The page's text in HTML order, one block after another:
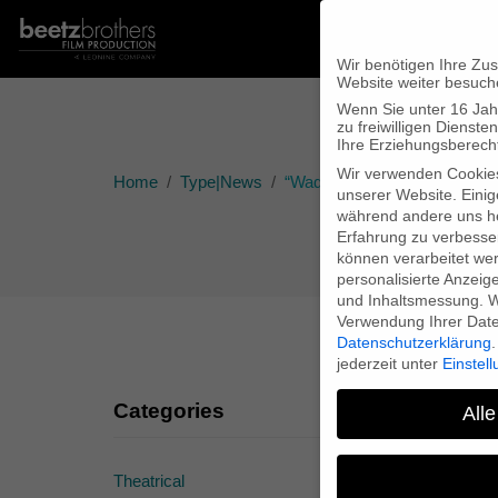
Home Type|News “Wadan’s World” at the
Categories
Theatrical
Wir benötigen Ihre
Website weiter
Wenn Sie unter 16
zu freiwilligen
Ihre
Wir verwenden
unserer Website.
während andere uns
Erfahrung zu
können verarbeitet
personalisierte
und Inhaltsmessung.
Verwendung Ihrer
Datenschutzerklärung
jederzeit unter